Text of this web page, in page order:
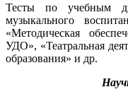
Тесты по учебным
музыкального
«Методическая
УДО», «Театральная
образования» и др.